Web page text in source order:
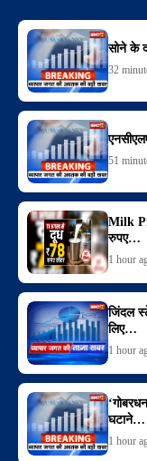
सोने के
32
51
Milk
रुपए…
1 hour
जिंदल
लिए…
1 hour
घटाने…
1 hour